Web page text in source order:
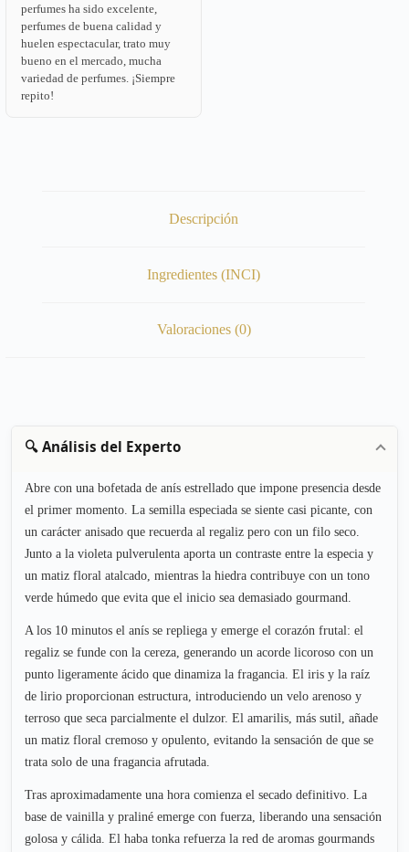
perfumes ha sido excelente,
perfumes de buena calidad y
huelen espectacular, trato muy
bueno en el mercado, mucha
variedad de perfumes. ¡Siempre
repito!
Descripción
Ingredientes (INCI)
Valoraciones (0)
🔍 Análisis del Experto
Abre con una bofetada de anís estrellado que impone presencia desde
el primer momento. La semilla especiada se siente casi picante, con
un carácter anisado que recuerda al regaliz pero con un filo seco.
Junto a la violeta pulverulenta aporta un contraste entre la especia y
un matiz floral atalcado, mientras la hiedra contribuye con un tono
verde húmedo que evita que el inicio sea demasiado gourmand.
A los 10 minutos el anís se repliega y emerge el corazón frutal: el
regaliz se funde con la cereza, generando un acorde licoroso con un
punto ligeramente ácido que dinamiza la fragancia. El iris y la raíz
de lirio proporcionan estructura, introduciendo un velo arenoso y
terroso que seca parcialmente el dulzor. El amarilis, más sutil, añade
un matiz floral cremoso y opulento, evitando la sensación de que se
trata solo de una fragancia afrutada.
Tras aproximadamente una hora comienza el secado definitivo. La
base de vainilla y praliné emerge con fuerza, liberando una sensación
golosa y cálida. El haba tonka refuerza la red de aromas gourmands